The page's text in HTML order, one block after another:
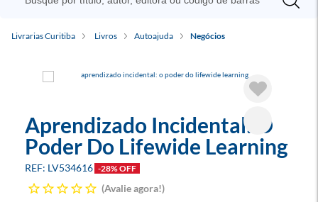
Livrarias Curitiba Livros Autoajuda Negócios
Aprendizado Incidental: O
Poder Do Lifewide Learning
LV534616 -28% OFF
Avalie agora!